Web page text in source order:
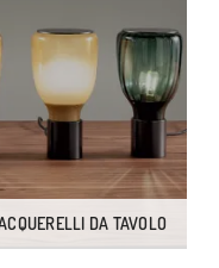
DA TAVOLO